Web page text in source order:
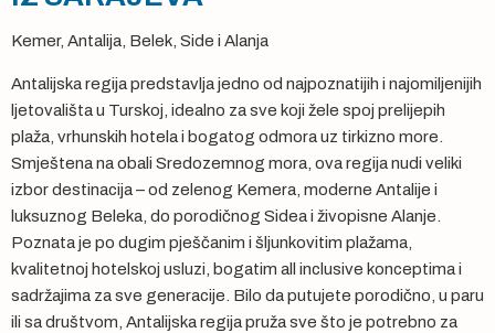
Kemer, Antalija, Belek, Side i Alanja
Antalijska regija predstavlja jedno od najpoznatijih i najomiljenijih
ljetovališta u Turskoj, idealno za sve koji žele spoj prelijepih
plaža, vrhunskih hotela i bogatog odmora uz tirkizno more.
Smještena na obali Sredozemnog mora, ova regija nudi veliki
izbor destinacija – od zelenog Kemera, moderne Antalije i
luksuznog Beleka, do porodičnog Sidea i živopisne Alanje.
Poznata je po dugim pješčanim i šljunkovitim plažama,
kvalitetnoj hotelskoj usluzi, bogatim all inclusive konceptima i
sadržajima za sve generacije. Bilo da putujete porodično, u paru
ili sa društvom, Antalijska regija pruža sve što je potrebno za